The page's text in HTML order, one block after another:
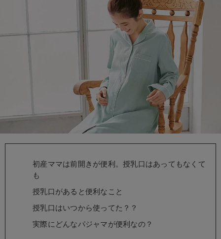
マタニティ アウター（コート）・ママコート
骨盤・マタニティベルト （妊娠中・産後）
【アウトレット】ベビー
接触冷感素材
快適機能ウェア特集 トップス
erbaviva（エルバビーバ）
安心の日本製。先輩ママが買ってよかった！本当に必要な出産準備品
パジャマ
インナー
雑貨
ベビー
MAX55%OFF ブラックフ
ツィード派
王道シンプル派
セットアップ派
セット
ワーク・オフィス
カジュアル
フォーマル / オケー
あったかアイテム｜
女の子におススメの
男の子におススメの
定番ギフト
もらって嬉しいギフト
かわいくておもしろ
何枚あっても嬉しい
レギンス・タイツ
カップ付きインナー
あったか度◎
裏起毛素材
初産ママは前開きが便利。授乳口はあってもなくて
も
授乳口があると便利なこと
授乳口はいつから使ってた？？
実際にどんなパジャマが便利なの？